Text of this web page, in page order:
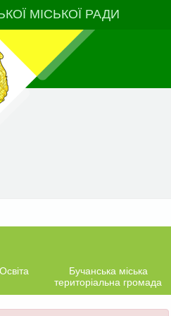
МІСЬКОЇ РАДИ
Освіта
Бучанська міська
територіальна громада